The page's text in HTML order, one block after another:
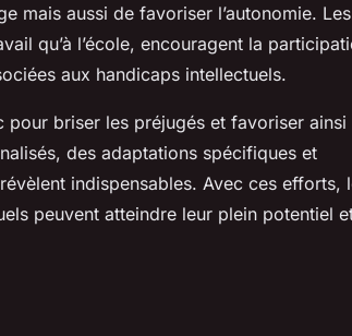
mais aussi de favoriser l’autonomie. Les
qu’à l’école, encouragent la
aux handicaps intellectuels.
briser les préjugés et favoriser ainsi
des adaptations spécifiques et
indispensables. Avec ces efforts,
peuvent atteindre leur plein potentiel